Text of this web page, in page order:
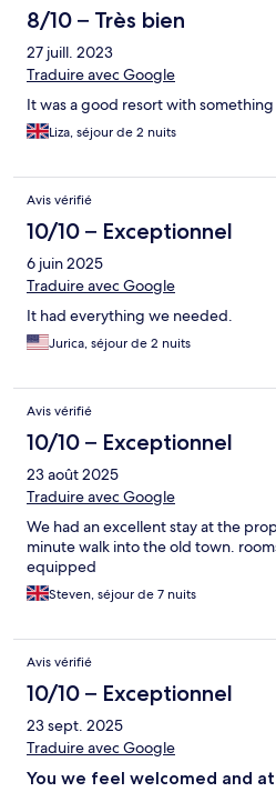
8/10 – Très bien
27 juill. 2023
Traduire avec Google
It was a good resort with
Liza, séjour de 2 nuits
Avis vérifié
10/10 – Exceptionnel
6 juin 2025
Traduire avec Google
It had everything we needed.
Jurica, séjour de 2 nuits
Avis vérifié
10/10 – Exceptionnel
23 août 2025
Traduire avec Google
We had an excellent stay at the
minute walk into the old town.
equipped
Steven, séjour de 7 nuits
Avis vérifié
10/10 – Exceptionnel
23 sept. 2025
Traduire avec Google
You we feel welcomed and